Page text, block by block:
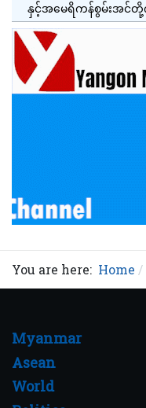
နှင့်အမေရိကန်စွမ်းအ
You are here: Home
Myanmar
Asean
World